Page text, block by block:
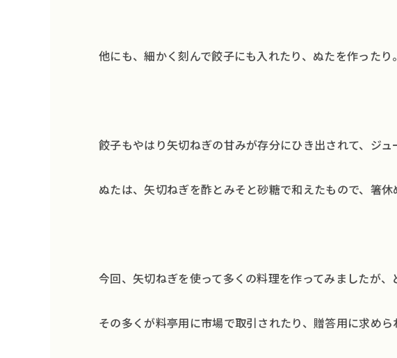
他にも、細かく刻んで餃子にも入れたり、ぬたを作ったり。
餃子もやはり矢切ねぎの甘みが存分にひき出されて、ジュ
ぬたは、矢切ねぎを酢とみそと砂糖で和えたもので、箸休
今回、矢切ねぎを使って多くの料理を作ってみましたが
その多くが料亭用に市場で取引されたり、贈答用に求めら